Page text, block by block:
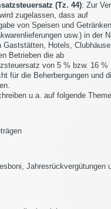
(Tz. 44): Zur
zugelassen, dass auf
von Speisen und
usw.) in der
Hotels,
Betrieben die ab
von 5 % bzw. 16 %
für die Beherbergungen und
u.a. auf folgende
Jahresrückvergütungen